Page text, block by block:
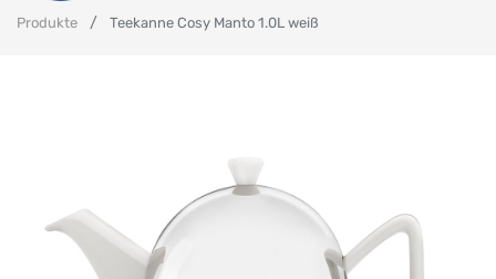
Produkte Teekanne Cosy Manto 1.0L weiß